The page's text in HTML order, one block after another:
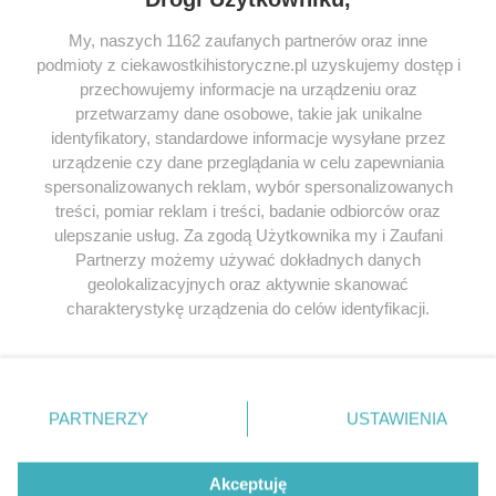
SERWIS
SPOŁECZNOŚĆ
WSPÓŁPRACA
KONTAKT
ODWIEDŹ RÓWNIEŻ:
My, naszych 1162 zaufanych partnerów oraz inne
podmioty z ciekawostkihistoryczne.pl uzyskujemy dostęp i
przechowujemy informacje na urządzeniu oraz
przetwarzamy dane osobowe, takie jak unikalne
identyfikatory, standardowe informacje wysyłane przez
urządzenie czy dane przeglądania w celu zapewniania
spersonalizowanych reklam, wybór spersonalizowanych
treści, pomiar reklam i treści, badanie odbiorców oraz
ulepszanie usług. Za zgodą Użytkownika my i Zaufani
Partnerzy możemy używać dokładnych danych
geolokalizacyjnych oraz aktywnie skanować
charakterystykę urządzenia do celów identyfikacji.
zmienić/wycofać klikając przycisk ustawień prywatności
znajdujący się w lewym dolnym rogu strony
. Niektóre
użytkownika, ale masz prawo sprzeciwić się takiemu
PARTNERZY USTAWIENIA
Akceptuję